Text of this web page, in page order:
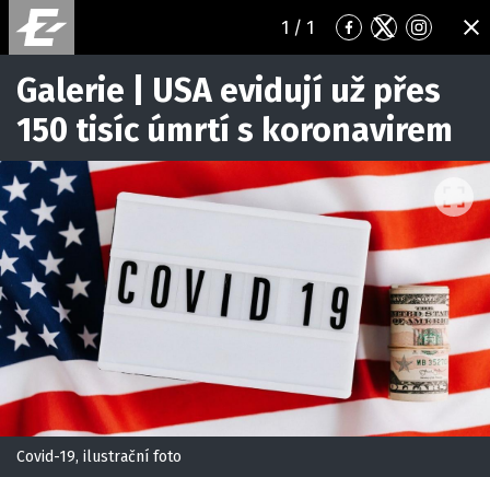
1 / 1
Přejít
na
Facebook
Přejít
na
Twitter
Přejít
na
Galerie | USA evidují už přes
150 tisíc úmrtí s koronavirem
Covid-19, ilustrační foto